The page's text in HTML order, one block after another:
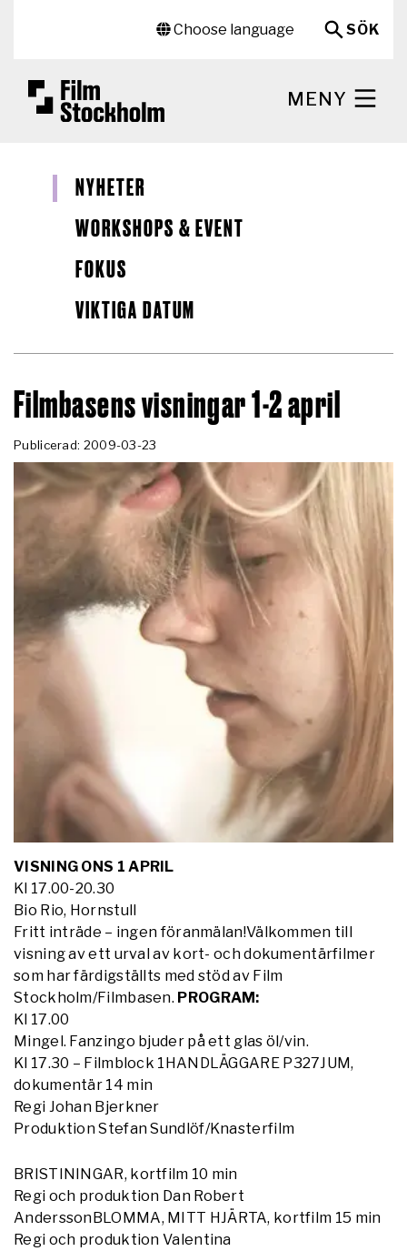
Choose language
SÖK
MENY
NYHETER
WORKSHOPS & EVENT
FOKUS
VIKTIGA DATUM
Filmbasens visningar 1-2 april
Publicerad: 2009-03-23
VISNING ONS 1 APRIL
Kl 17.00-20.30
Bio Rio, Hornstull
Fritt inträde – ingen föranmälan!Välkommen till
visning av ett urval av kort- och dokumentärfilmer
som har färdigställts med stöd av Film
Stockholm/Filmbasen. PROGRAM:
Kl 17.00
Mingel. Fanzingo bjuder på ett glas öl/vin.
Kl 17.30 – Filmblock 1HANDLÄGGARE P327JUM,
dokumentär 14 min
Regi Johan Bjerkner
Produktion Stefan Sundlöf/Knasterfilm
BRISTININGAR, kortfilm 10 min
Regi och produktion Dan Robert
AnderssonBLOMMA, MITT HJÄRTA, kortfilm 15 min
Regi och produktion Valentina